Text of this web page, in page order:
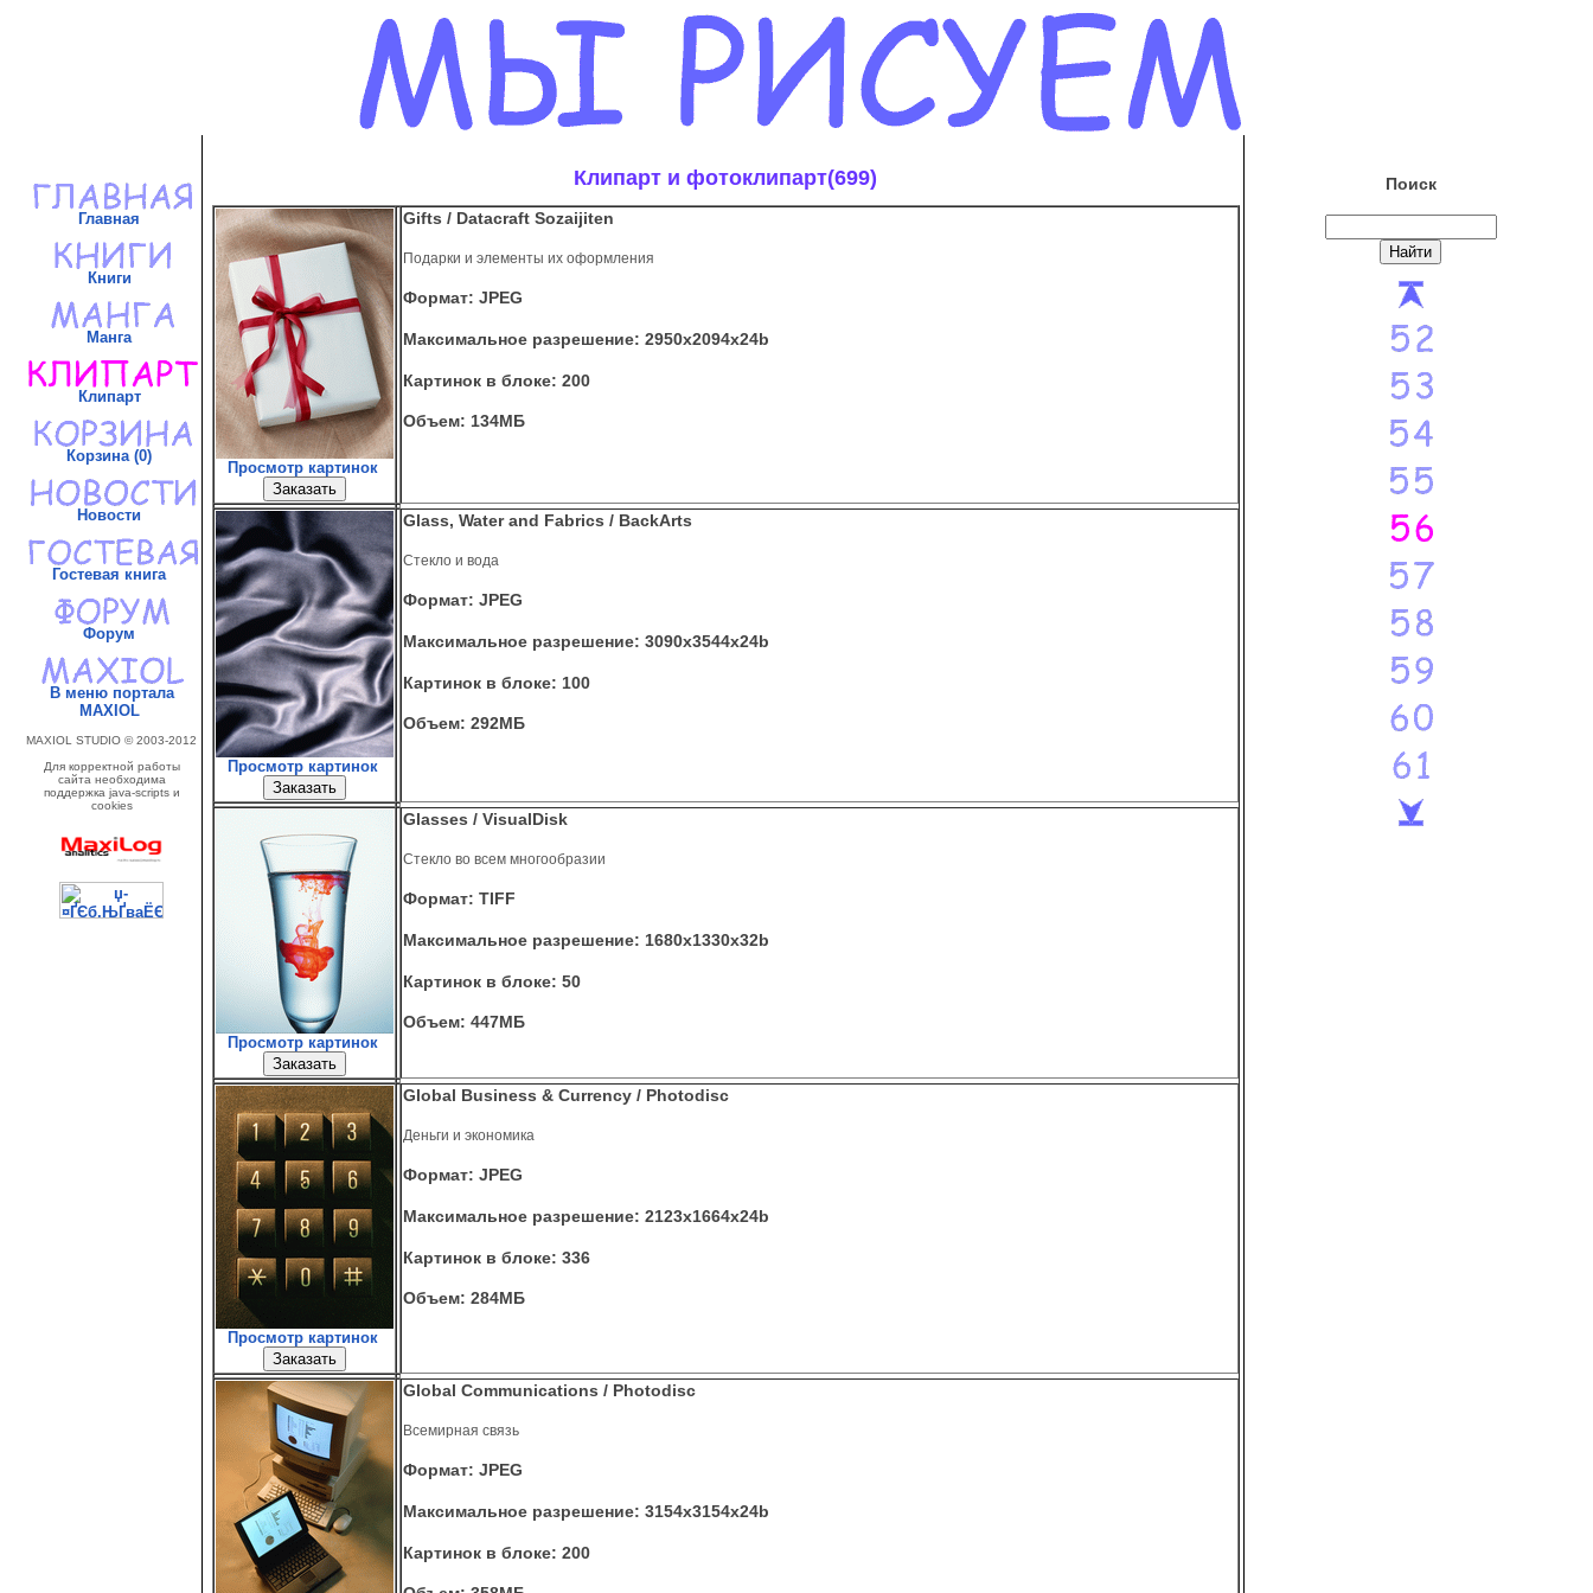
Главная
Книги
Манга
Клипарт
Корзина (0)
Новости
Гостевая книга
Форум
В меню портала
MAXIOL
MAXIOL STUDIO © 2003-2012
Для корректной работы
сайта необходима
поддержка java-scripts и
cookies
Клипарт и фотоклипарт(699)
Просмотр картинок
Gifts / Datacraft Sozaijiten
Подарки и элементы их оформления
Формат: JPEG
Максимальное разрешение: 2950x2094x24b
Картинок в блоке: 200
Объем: 134МБ
Просмотр картинок
Glass, Water and Fabrics / BackArts
Стекло и вода
Формат: JPEG
Максимальное разрешение: 3090x3544x24b
Картинок в блоке: 100
Объем: 292МБ
Просмотр картинок
Glasses / VisualDisk
Стекло во всем многообразии
Формат: TIFF
Максимальное разрешение: 1680x1330x32b
Картинок в блоке: 50
Объем: 447МБ
Просмотр картинок
Global Business & Currency / Photodisc
Деньги и экономика
Формат: JPEG
Максимальное разрешение: 2123x1664x24b
Картинок в блоке: 336
Объем: 284МБ
Global Communications / Photodisc
Всемирная связь
Формат: JPEG
Максимальное разрешение: 3154x3154x24b
Картинок в блоке: 200
Поиск